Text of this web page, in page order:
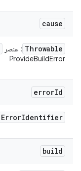
cause
Throwable : عنصر
ProvideBuildError
errorId
ErrorIdentifier
build